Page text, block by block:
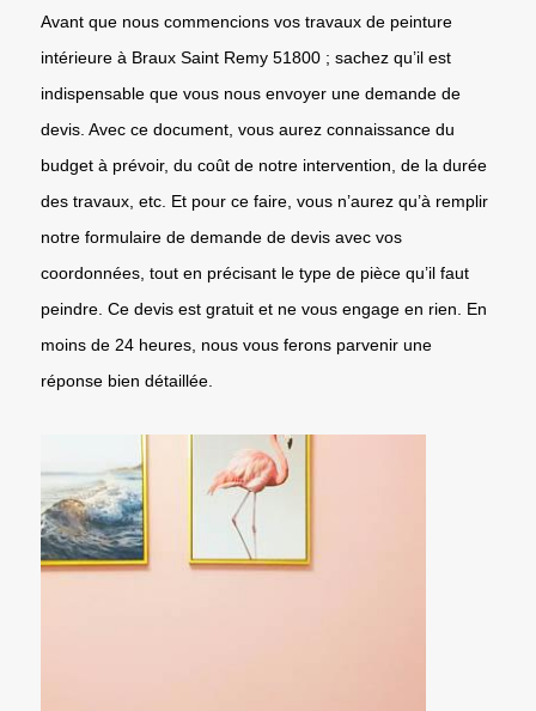
Avant que nous commencions vos travaux de peinture
intérieure à Braux Saint Remy 51800 ; sachez qu’il est
indispensable que vous nous envoyer une demande de
devis. Avec ce document, vous aurez connaissance du
budget à prévoir, du coût de notre intervention, de la durée
des travaux, etc. Et pour ce faire, vous n’aurez qu’à remplir
notre formulaire de demande de devis avec vos
coordonnées, tout en précisant le type de pièce qu’il faut
peindre. Ce devis est gratuit et ne vous engage en rien. En
moins de 24 heures, nous vous ferons parvenir une
réponse bien détaillée.